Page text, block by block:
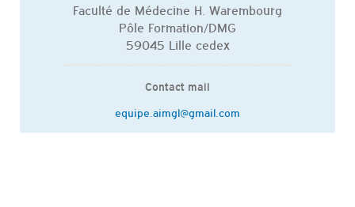
Faculté de Médecine H. Warembourg
Pôle Formation/DMG
59045 Lille cedex
Contact mail
equipe.aimgl@gmail.com